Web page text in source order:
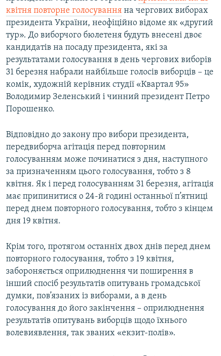
квітня повторне голосування на чергових виборах
президента України, неофіційно відоме як «другий
тур». До виборчого бюлетеня будуть внесені двоє
кандидатів на посаду президента, які за
результатами голосування в день чергових виборів
31 березня набрали найбільше голосів виборців – це
комік, художній керівник студії «Квартал 95»
Володимир Зеленський і чинний президент Петро
Порошенко.
Відповідно до закону про вибори президента,
передвиборча агітація перед повторним
голосуванням може починатися з дня, наступного
за призначенням цього голосування, тобто з 8
квітня. Як і перед голосуванням 31 березня, агітація
має припинитися о 24-й годині останньої п’ятниці
перед днем повторного голосування, тобто з кінцем
дня 19 квітня.
Крім того, протягом останніх двох днів перед днем
повторного голосування, тобто з 19 квітня,
забороняється оприлюднення чи поширення в
інший спосіб результатів опитувань громадської
думки, пов’язаних із виборами, а в день
голосування до його закінчення – оприлюднення
результатів опитувань виборців щодо їхнього
волевиявлення, так званих «екзит-полів».